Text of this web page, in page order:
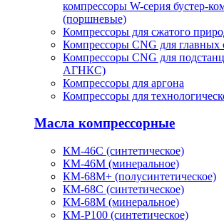
компрессоры W-серия бустер-
(поршневые)
Компрессоры для сжатого
Компрессоры CNG для главных
Компрессоры CNG для
АГНКС)
Компрессоры для аргона
Компрессоры для
Масла компрессорные
КМ-46С (синтетическое)
КМ-46М (минеральное)
КМ-68М+ (полусинтетическое)
КМ-68С (синтетическое)
КМ-68М (минеральное)
КМ-Р100 (синтетическое)